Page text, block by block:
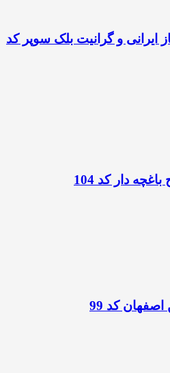
ایرانی و گرانیت بلک سوپر کد
دار کد 104
کد 99